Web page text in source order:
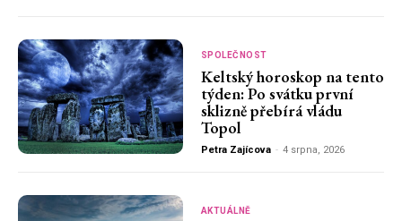
SPOLEČNOST
Keltský horoskop na tento
týden: Po svátku první
sklizně přebírá vládu
Topol
Petra Zajícova - 4 srpna, 2026
AKTUÁLNĚ